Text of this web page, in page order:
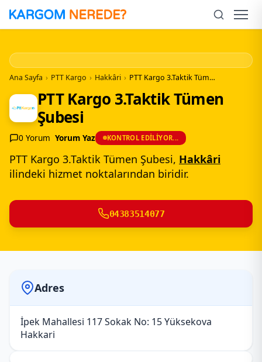
İçeriğe
Geç
Ana Sayfa › PTT Kargo › Hakkâri › PTT Kargo 3.Taktik Tümen Şubesi
PTT Kargo 3.Taktik Tümen
Şubesi
0 Yorum Yorum Yaz KONTROL EDILIYOR...
PTT Kargo 3.Taktik Tümen Şubesi, Hakkâri
ilindeki hizmet noktalarından biridir.
04383514077
Adres
İpek Mahallesi 117 Sokak No: 15 Yüksekova
Hakkari